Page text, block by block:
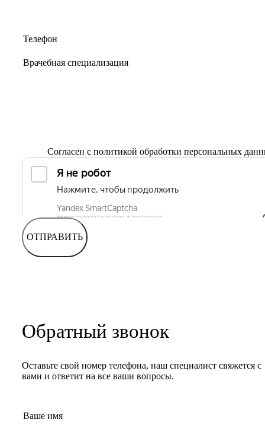
Согласен с политикой обработки персональных
ОТПРАВИТЬ
Обратный звонок
Оставьте свой номер телефона, наш специалист свяжется с
вами и ответит на все ваши вопросы.